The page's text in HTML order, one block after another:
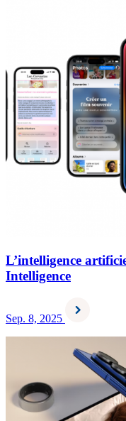
L’intelligence
Intelligence
Sep. 8, 2025